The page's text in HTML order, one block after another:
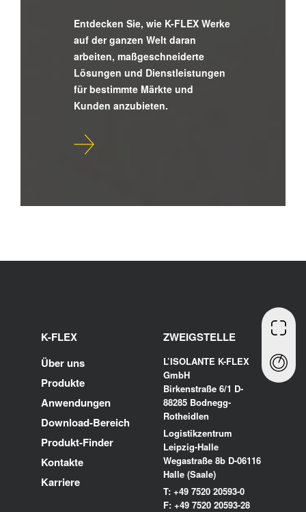
Entdecken Sie, wie K-FLEX Werke
auf der ganzen Welt daran
arbeiten, maßgeschneiderte
Lösungen und Dienstleistungen
für bestimmte Märkte und
Kunden anzubieten.
K-FLEX
Über uns
Produkte
Anwendungen
Download-Bereich
Produkt-Finder
Kontakte
Karriere
ZWEIGSTELLE
L’ISOLANTE K-FLEX
GmbH
Birkenstraße 6/1 D-
88285 Bodnegg-
Rotheidlen
Logistikzentrum
Leipzig-Halle
Wegastraße 8b D-06116
Halle (Saale)
T: +49 7520 20593-0
F: +49 7520 20593-28